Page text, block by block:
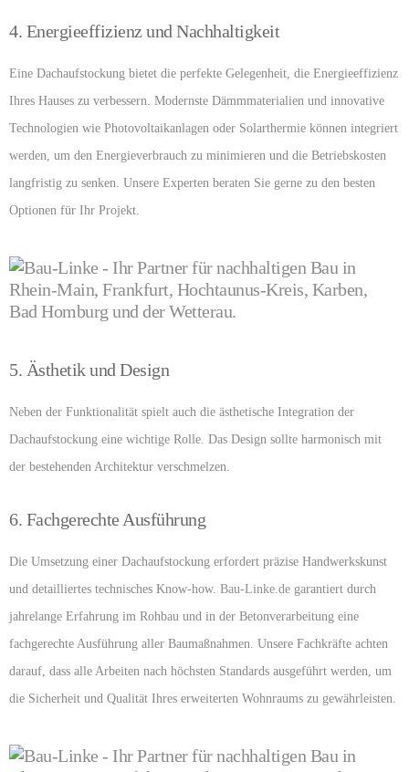
4. Energieeffizienz und Nachhaltigkeit
Eine Dachaufstockung bietet die perfekte Gelegenheit, die Energieeffizienz
Ihres Hauses zu verbessern. Modernste Dämmmaterialien und innovative
Technologien wie Photovoltaikanlagen oder Solarthermie können integriert
werden, um den Energieverbrauch zu minimieren und die Betriebskosten
langfristig zu senken. Unsere Experten beraten Sie gerne zu den besten
Optionen für Ihr Projekt.
5. Ästhetik und Design
Neben der Funktionalität spielt auch die ästhetische Integration der
Dachaufstockung eine wichtige Rolle. Das Design sollte harmonisch mit
der bestehenden Architektur verschmelzen.
6. Fachgerechte Ausführung
Die Umsetzung einer Dachaufstockung erfordert präzise Handwerkskunst
und detailliertes technisches Know-how. Bau-Linke.de garantiert durch
jahrelange Erfahrung im Rohbau und in der Betonverarbeitung eine
fachgerechte Ausführung aller Baumaßnahmen. Unsere Fachkräfte achten
darauf, dass alle Arbeiten nach höchsten Standards ausgeführt werden, um
die Sicherheit und Qualität Ihres erweiterten Wohnraums zu gewährleisten.